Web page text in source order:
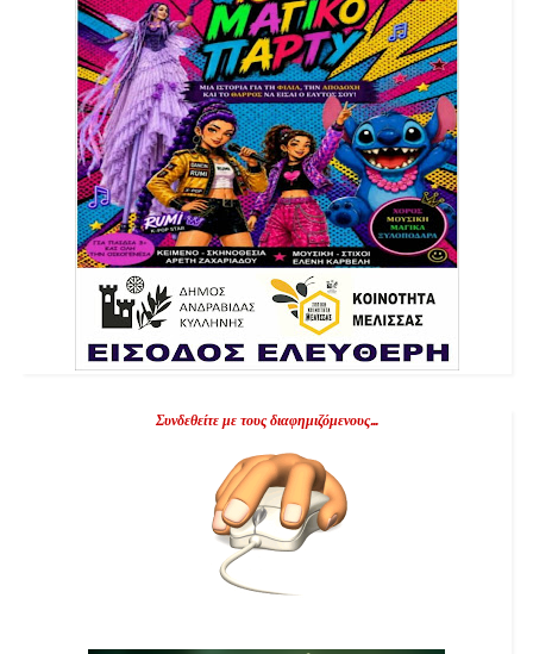
Συνδεθείτε με τους διαφημιζόμενους...